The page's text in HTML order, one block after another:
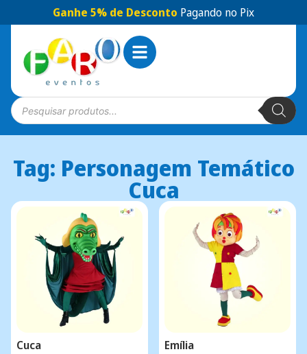
Ganhe 5% de Desconto Pagando no Pix
Tag: Personagem Temático
Cuca
Cuca Emília